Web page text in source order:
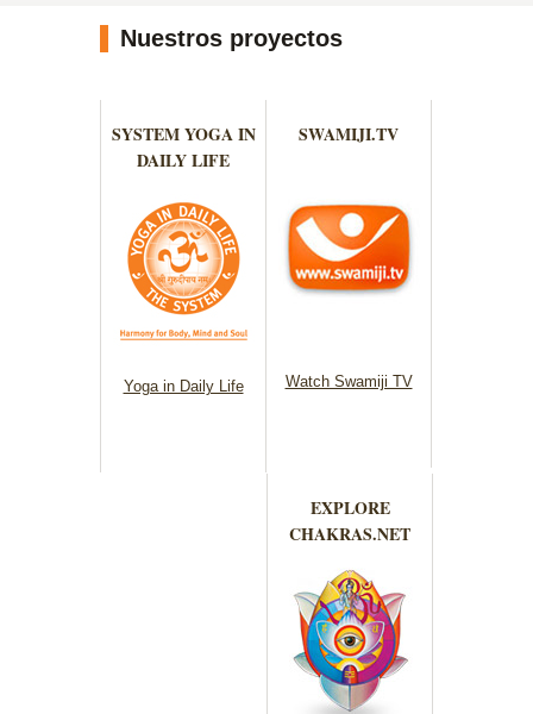
Nuestros proyectos
SYSTEM YOGA IN
DAILY LIFE
Yoga in Daily Life
SWAMIJI.TV
Watch Swamiji TV
EXPLORE
CHAKRAS.NET